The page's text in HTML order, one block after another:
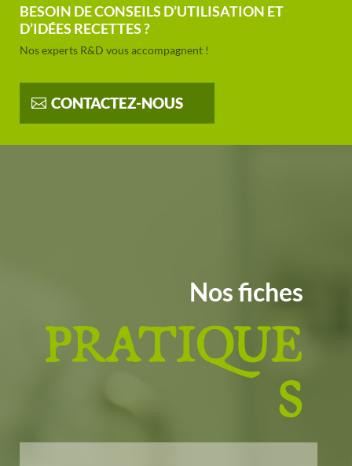
BESOIN DE CONSEILS D’UTILISATION ET
D’IDÉES RECETTES ?
Nos experts R&D vous accompagnent !
CONTACTEZ-NOUS
Nos fiches
PRATIQUE
S